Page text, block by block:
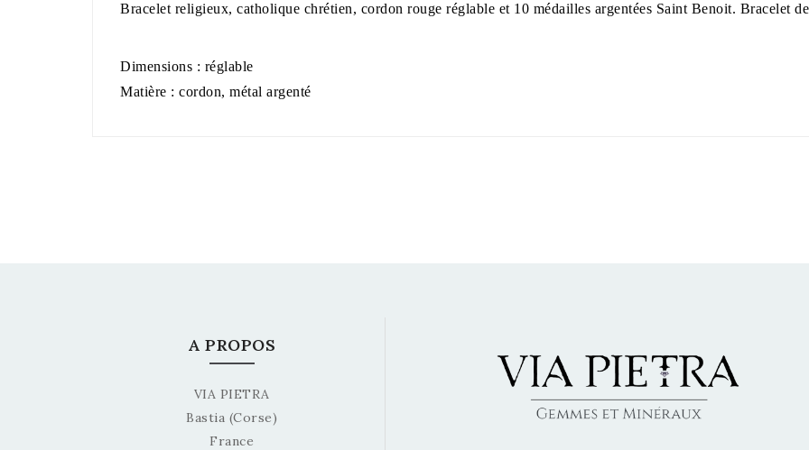
Bracelet religieux, catholique chrétien, cordon rouge réglable et 10 médailles argentées Saint Benoit. Bracelet
Dimensions : réglable
Matière : cordon, métal argenté
A PROPOS
VIA PIETRA
Bastia (Corse)
France